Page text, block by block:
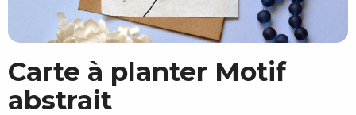
Carte à planter Motif
abstrait